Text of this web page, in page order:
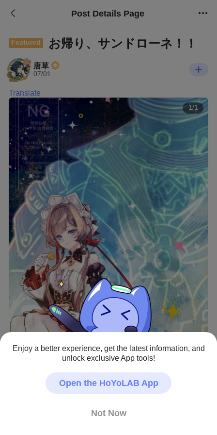
Post Details Page
Featured お帰り、サンドローネ！！
唐草
07/01
Translate
1/1
View full image
ついにきたー！！！！実装おめでとう＆祈願イラストを
きるようにお祈りしてます…！ちなみに、私は40連目で
Enjoy a better experience, get the latest information, and
unlock exclusive App tools!
Open the HoYoLAB App
Not Now